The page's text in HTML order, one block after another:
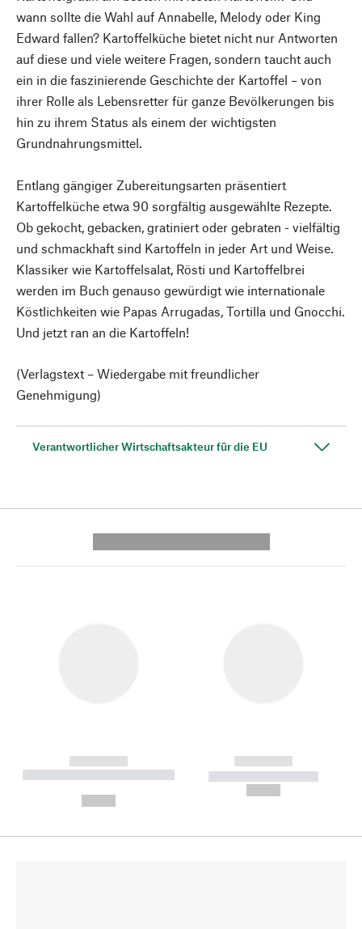
wann sollte die Wahl auf Annabelle, Melody oder King
Edward fallen? Kartoffelküche bietet nicht nur Antworten
auf diese und viele weitere Fragen, sondern taucht auch
ein in die faszinierende Geschichte der Kartoffel – von
ihrer Rolle als Lebensretter für ganze Bevölkerungen bis
hin zu ihrem Status als einem der wichtigsten
Grundnahrungsmittel.
Entlang gängiger Zubereitungsarten präsentiert
Kartoffelküche etwa 90 sorgfältig ausgewählte Rezepte.
Ob gekocht, gebacken, gratiniert oder gebraten - vielfältig
und schmackhaft sind Kartoffeln in jeder Art und Weise.
Klassiker wie Kartoffelsalat, Rösti und Kartoffelbrei
werden im Buch genauso gewürdigt wie internationale
Köstlichkeiten wie Papas Arrugadas, Tortilla und Gnocchi.
Und jetzt ran an die Kartoffeln!
(Verlagstext – Wiedergabe mit freundlicher
Genehmigung)
Verantwortlicher Wirtschaftsakteur für die EU
------------
----------- ----------- --------
------------
----------- -----------